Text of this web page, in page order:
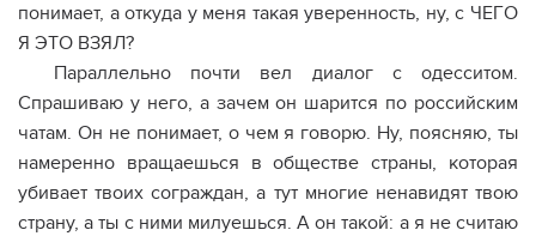
понимает, а откуда у меня такая уверенность, ну, с ЧЕГО
Я ЭТО ВЗЯЛ?
Параллельно почти вел диалог с одесситом.
Спрашиваю у него, а зачем он шарится по российским
чатам. Он не понимает, о чем я говорю. Ну, поясняю, ты
намеренно вращаешься в обществе страны, которая
убивает твоих сограждан, а тут многие ненавидят твою
страну, а ты с ними милуешься. А он такой: а я не считаю